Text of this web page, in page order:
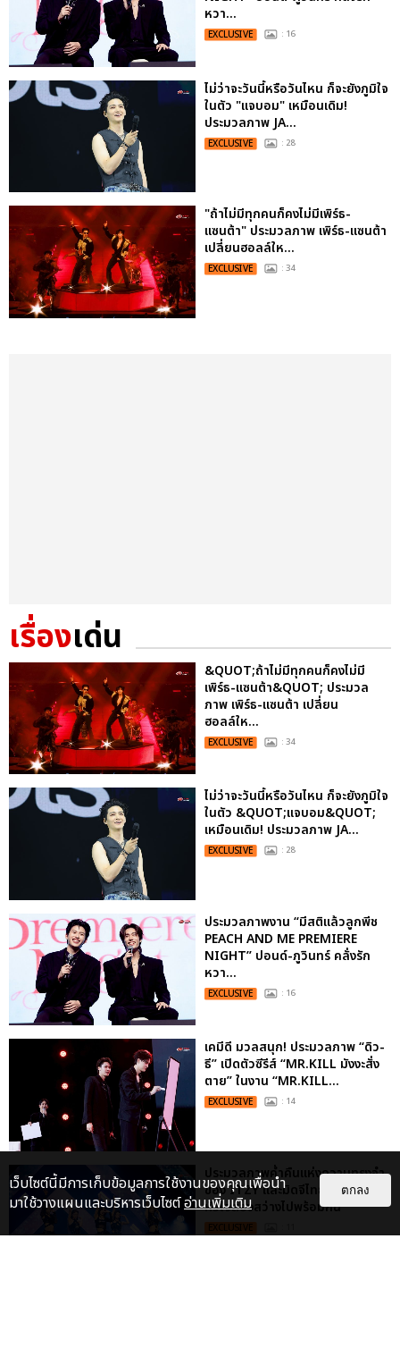
หวา...
EXCLUSIVE : 16
ไม่ว่าจะวันนี้หรือวันไหน ก็จะยังภูมิใจ
ในตัว "แจบอม" เหมือนเดิม!
ประมวลภาพ JA...
EXCLUSIVE : 28
"ถ้าไม่มีทุกคนก็คงไม่มีเพิร์ธ-
แซนต้า" ประมวลภาพ เพิร์ธ-แซนต้า
เปลี่ยนฮอลล์ให...
EXCLUSIVE : 34
เรื่องเด่น
&QUOT;ถ้าไม่มีทุกคนก็คงไม่มี
เพิร์ธ-แซนต้า&QUOT; ประมวล
ภาพ เพิร์ธ-แซนต้า เปลี่ยน
ฮอลล์ให...
EXCLUSIVE : 34
ไม่ว่าจะวันนี้หรือวันไหน ก็จะยังภูมิใจ
ในตัว &QUOT;แจบอม&QUOT;
เหมือนเดิม! ประมวลภาพ JA...
EXCLUSIVE : 28
ประมวลภาพงาน “มีสติแล้วลูกพีช
PEACH AND ME PREMIERE
NIGHT” ปอนด์-ภูวินทร์ คลั่งรัก
หวา...
EXCLUSIVE : 16
เคมีดี มวลสนุก! ประมวลภาพ “ดิว-
ธี” เปิดตัวซีรีส์ “MR.KILL มังงะสั่ง
ตาย” ในงาน “MR.KILL...
EXCLUSIVE : 14
ประมวลภาพค่ำคืนแห่งความทรงจำ
ของ ITZY และมิดจีไทย ในวันที่
หัวใจส่องสว่างไปพร้อมกัน
EXCLUSIVE
เว็บไซต์นี้มีการเก็บข้อมูลการใช้งานของคุณเพื่อนำ
มาใช้วางแผนและบริหารเว็บไซต์อ่านเพิ่มเติม
ตกลง